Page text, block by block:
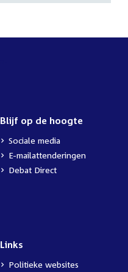
Blijf op de hoogte
Sociale media
E-mailattenderingen
Debat Direct
Links
Politieke websites